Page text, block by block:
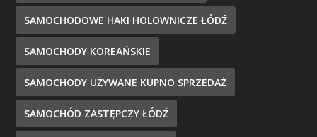
SAMOCHODOWE HAKI HOLOWNICZE ŁÓDŹ
SAMOCHODY KOREAŃSKIE
SAMOCHODY UŻYWANE KUPNO SPRZEDAŻ
SAMOCHÓD ZASTĘPCZY ŁÓDŹ